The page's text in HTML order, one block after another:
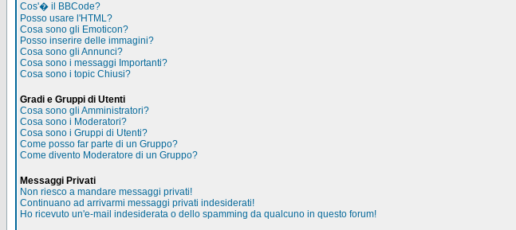
Cos'� il BBCode?
Posso usare l'HTML?
Cosa sono gli Emoticon?
Posso inserire delle immagini?
Cosa sono gli Annunci?
Cosa sono i messaggi Importanti?
Cosa sono i topic Chiusi?
Gradi e Gruppi di Utenti
Cosa sono gli Amministratori?
Cosa sono i Moderatori?
Cosa sono i Gruppi di Utenti?
Come posso far parte di un Gruppo?
Come divento Moderatore di un Gruppo?
Messaggi Privati
Non riesco a mandare messaggi privati!
Continuano ad arrivarmi messaggi privati indesiderati!
Ho ricevuto un'e-mail indesiderata o dello spamming da qualcuno in questo forum!